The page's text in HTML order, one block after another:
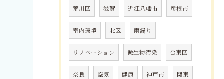
荒川区 滋賀 近江八幡市 彦根市
室内環境 北区 雨漏り
リノベーション 微生物汚染 台東区
奈良 空気 健康 神戸市 関東